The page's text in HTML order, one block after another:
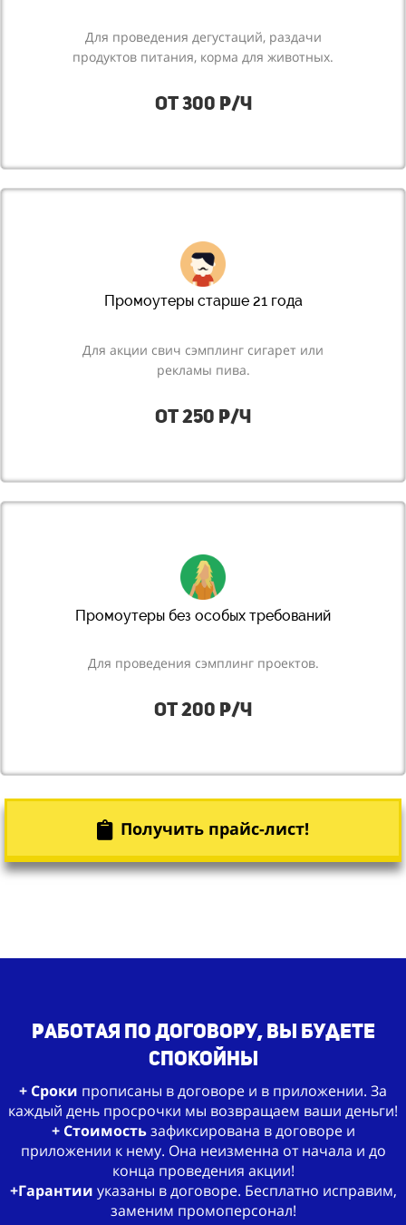
Для проведения дегустаций, раздачи
продуктов питания, корма для животных.
от 300 р/ч
Промоутеры старше 21 года
Для акции свич сэмплинг сигарет или
рекламы пива.
от 250 р/ч
Промоутеры без особых требований
Для проведения сэмплинг проектов.
от 200 р/ч
Получить прайс-лист!
работая по Договору, Вы будете
спокойны
+ Сроки прописаны в договоре и в приложении. За
каждый день просрочки мы возвращаем ваши деньги!
+ Стоимостьзафиксирована в договоре и
приложении к нему. Она неизменна от начала и до
конца проведения акции!
+Гарантии указаны в договоре. Бесплатно исправим,
заменим промоперсонал!